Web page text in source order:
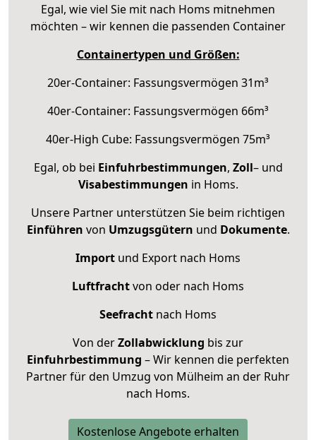
Egal, wie viel Sie mit nach Homs mitnehmen
möchten – wir kennen die passenden Container
Containertypen und Größen:
20er-Container: Fassungsvermögen 31m³
40er-Container: Fassungsvermögen 66m³
40er-High Cube: Fassungsvermögen 75m³
Egal, ob bei Einfuhrbestimmungen, Zoll– und
Visabestimmungen in Homs.
Unsere Partner unterstützen Sie beim richtigen
Einführen von Umzugsgütern und Dokumente.
Import und Export nach Homs
Luftfrachtvon oder nach Homs
Seefracht nach Homs
Von derZollabwicklung bis zur
Einfuhrbestimmung – Wir kennen die perfekten
Partner für den Umzug von Mülheim an der Ruhr
nach Homs.
Kostenlose Angebote erhalten